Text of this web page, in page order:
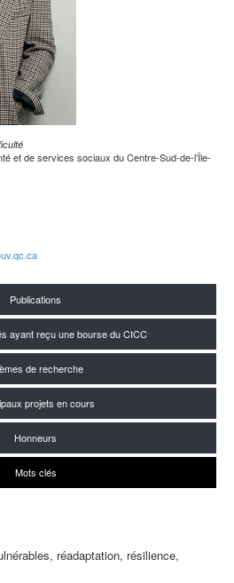
et de services sociaux du Centre-Sud-de-l’Île-
Publications
ayant reçu une bourse du CICC
de recherche
projets en cours
Honneurs
Mots clés
réadaptation, résilience,